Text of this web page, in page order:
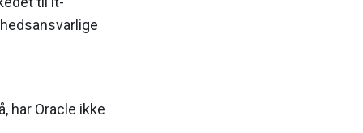
har Oracle ikke